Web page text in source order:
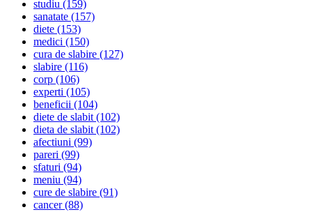
studiu (159)
sanatate (157)
diete (153)
medici (150)
cura de slabire (127)
slabire (116)
corp (106)
experti (105)
beneficii (104)
diete de slabit(102)
dieta de slabit(102)
afectiuni (99)
pareri (99)
sfaturi (94)
meniu (94)
cure de slabire (91)
cancer(88)